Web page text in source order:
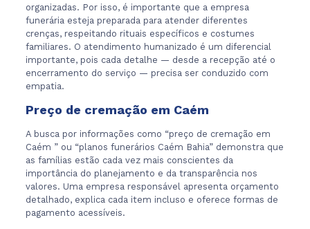
organizadas. Por isso, é importante que a empresa
funerária esteja preparada para atender diferentes
crenças, respeitando rituais específicos e costumes
familiares. O atendimento humanizado é um diferencial
importante, pois cada detalhe — desde a recepção até o
encerramento do serviço — precisa ser conduzido com
empatia.
Preço de cremação em Caém
A busca por informações como “preço de cremação em
Caém ” ou “planos funerários Caém Bahia” demonstra que
as famílias estão cada vez mais conscientes da
importância do planejamento e da transparência nos
valores. Uma empresa responsável apresenta orçamento
detalhado, explica cada item incluso e oferece formas de
pagamento acessíveis.